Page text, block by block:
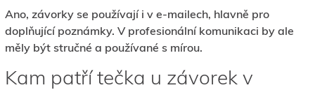
Ano, závorky se používají i v e-mailech, hlavně pro
doplňující poznámky. V profesionální komunikaci by ale
měly být stručné a používané s mírou.
Kam patří tečka u závorek v